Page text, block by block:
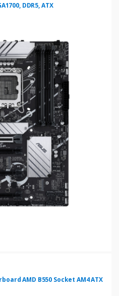
DDR5, ATX
AMD B550 Socket AM4 ATX